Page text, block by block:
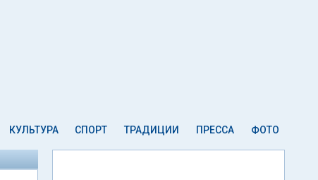
КУЛЬТУРА СПОРТ ТРАДИЦИИ ПРЕССА ФОТО